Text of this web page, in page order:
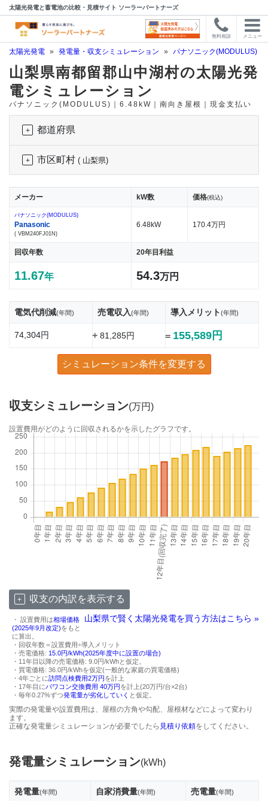
太陽光発電と蓄電池の比較・見積サイト ソーラーパートナーズ
無料相談 メニュー
太陽光発電 » 発電量・収支シミュレーション » パナソニック(MODULUS)
山梨県南都留郡山中湖村の太陽光発
電シミュレーション
パナソニック(MODULUS)｜6.48kW｜南向き屋根｜現金支払い
都道府県
市区町村 ( 山梨県)
メーカー kW数 価格(税込)
パナソニック(MODULUS)
Panasonic
( VBM240FJ01N)
6.48kW 170.4万円
回収年数 20年目利益
11.67年 54.3万円
電気代削減(年間) 売電収入(年間) 導入メリット(年間)
74,304円 +81,285円 = 155,589円
シミュレーション条件を変更する
収支シミュレーション(万円)
設置費用がどのように回収されるかを示したグラフです。
収支の内訳を表示する
山梨県で賢く太陽光発電を買う方法はこちら »
・ 設置費用は相場価格
(2025年9月改定)をもと
に算出。
・回収年数＝設置費用÷導入メリット
・売電価格: 15.0円/kWh(2025年度中に設置の場合)
・11年目以降の売電価格: 9.0円/kWhと仮定。
・買電価格: 36.0円/kWhを仮定(一般的な家庭の買電価格)
・4年ごとに訪問点検費用2万円を計上
・17年目にパワコン交換費用 40万円を計上(20万円/台×2台)
・毎年0.27%ずつ発電量が劣化していく と仮定。
実際の発電量や設置費用は、屋根の方角や勾配、屋根材などによって変わり
ます。
正確な発電量シミュレーションが必要でしたら 見積り依頼をしてください。
発電量シミュレーション(kWh)
発電量(年間) 自家消費量(年間) 売電量(年間)